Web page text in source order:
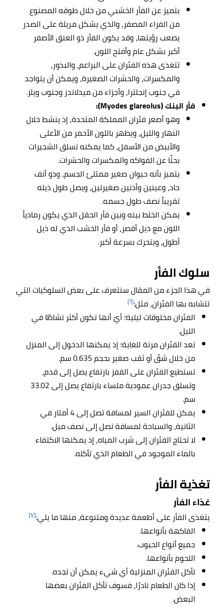
يتميز عن الفأر الخشبي من خلال طوقه المصنوع
من الفراء المصفر، والذي يشكل مريلة على الصدر
يصعب رؤيتها، وقد يكون الفأر ذو العنق الأصفر
أكبر بشكل عام وأفتح اللون.
تتغذى هذه الفئران على البراعم، والبذور،
والمكسرات، والحشرات الصغيرة، ويمكن أن يتواجد
في جنوب إنجلترا، وأجزاء من ميدلاندز وجنوب ويلز.
فأر البنك (Myodes glareolus):
وهو أصغر فئران المملكة المتحدة، إذ ينشط خلال
النهار والليل، ويظهر باللون الأحمر من الأعلى
والأبيض من الأسفل، كما يمكنه تسلق الشجيرات
بحثًا عن الفواكه والمكسرات والحشرات.
يتميز بأنه حيوان صغير ممتلئ الجسم، وذو أنف
حاد، وعينين وأذنين صغيرتين، ويصل طول ذيله
تقريباً نصف طول جسمه.
يمكن الخلط بينه وبين فأر الحقل الذي يكون رمادياً
اللون مع ذيل أقصر، أو فأر الخشب الذي له ذيل
أطول، ويتحرك بسرعة أكبر.
سلوك الفأر
في هذا الجزء من المقال سنتعرف على بعض السلوكيات التي
تتشابه بها الفئران، مثل:[٦]
الفئران مخلوقات ليلية؛ أيّ أنها تكون أكثر نشاطًا في
الليل.
تعد الفئران مرنة للغاية؛ إذ يمكنها الدخول إلى المنزل
من خلال شقّ أو ثقب صغير بحجم 0.635 سم.
تستطيع الفئران على القفز بارتفاع يصل إلى قدم،
وتسلق جدران عمودية ملساء بارتفاع يصل إلى 33.02
سم.
يمكن للفئران السير لمسافة تصل إلى 4 أمتار في
الثانية، والسباحة لمسافة تصل إلى نصف ميل.
لا تحتاج الفئران إلى شرب المياه، إذ يمكنها الاكتفاء
بالماء الموجود في الطعام الذي تأكله.
تغذيةالفأر
غذاء الفأر
يتغذى الفأر على أطعمة عديدة ومتنوعة، منها ما يلي:[٧]
الفاكهة بأنواعها.
جميع أنواع الحبوب.
اللحوم بأنواعها.
تأكل الفئران المنزلية أي شيء يمكن أن تجده.
إذا كان الطعام نادرًا، فسوف تأكل الفئران بعضها
البعض.